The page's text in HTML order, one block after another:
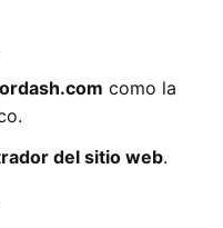
como la
del sitio web.